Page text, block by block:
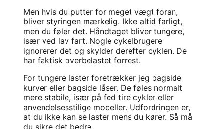
Men hvis du putter for meget vægt foran,
bliver styringen mærkelig. Ikke altid farligt,
men du føler det. Håndtaget bliver tungere,
især ved lav fart. Nogle cykelbrugere
ignorerer det og skylder derefter cyklen. De
har faktisk overbelastet forrest.
For tungere laster foretrækker jeg bagside
kurver eller bagside låser. De føles normalt
mere stabile, især på fed tire cykler eller
anvendelsesstilige modeller. Udfordringen er,
at du ikke kan se laster mens du kører. Så må
du sikre det bedre.